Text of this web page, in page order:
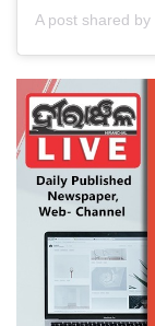
A post shared by